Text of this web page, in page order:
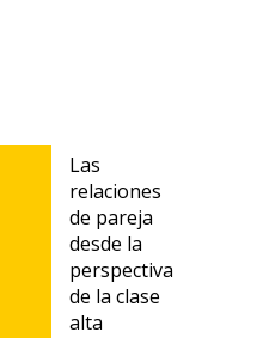
Las
relaciones
de pareja
desde la
perspectiva
de la clase
alta